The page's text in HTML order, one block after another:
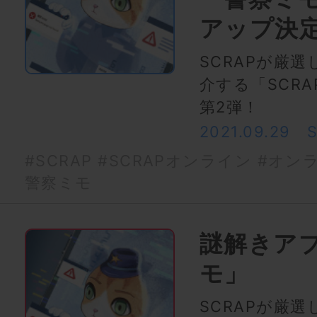
アップ決
SCRAPが厳選
介する「
第2弾！
2021.09.29
謎解きア
モ」
SCRAPが厳選